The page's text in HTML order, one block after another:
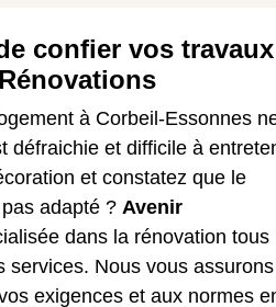
confier vos travaux
à Corbeil-Essonnes
défraichie et difficile à
et constatez que le
adapté ? Avenir
dans la rénovation tous
services. Nous vous
exigences et aux normes